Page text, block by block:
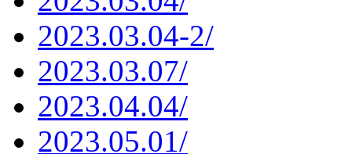
2023.03.04-2/
2023.03.07/
2023.04.04/
2023.05.01/